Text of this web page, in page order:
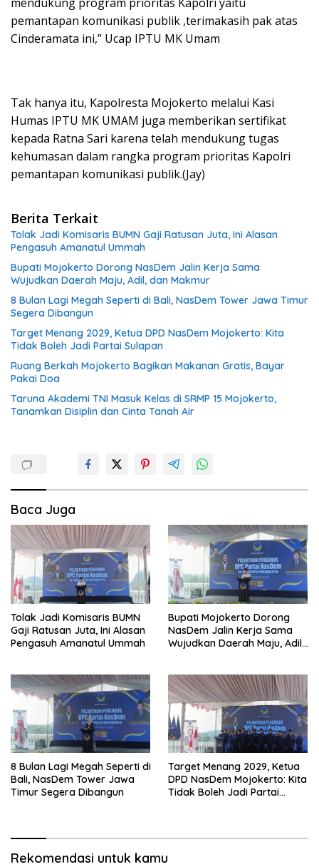
pemantapan komunikasi publik ,terimakasih pak atas
Cinderamata ini,” Ucap IPTU MK Umam
Tak hanya itu, Kapolresta Mojokerto melalui Kasi
Humas IPTU MK UMAM juga memberikan sertifikat
kepada Ratna Sari karena telah mendukung tugas
kehumasan dalam rangka program prioritas Kapolri
pemantapan komunikasi publik.(Jay)
Berita Terkait
Tolak Jadi Komisaris BUMN Gaji Ratusan Juta, Ini Alasan
Pengasuh Amanatul Ummah
Bupati Mojokerto Dorong NasDem Jalin Kerja Sama
Wujudkan Daerah Maju, Adil, dan Makmur
8 Bulan Lagi Megah Seperti di Bali, NasDem Tower Jawa Timur
Segera Dibangun
Target Menang 2029, Ketua DPD NasDem Mojokerto: Kita
Tidak Boleh Jadi Partai Sulapan
Ruang Berkah Mojokerto Bagikan Makanan Gratis, Bayar
Pakai Doa
Taruna Akademi TNI Masuk Kelas di SRMP 15 Mojokerto,
Tanamkan Disiplin dan Cinta Tanah Air
Baca Juga
Tolak Jadi Komisaris BUMN
Gaji Ratusan Juta, Ini Alasan
Pengasuh Amanatul Ummah
Bupati Mojokerto Dorong
NasDem Jalin Kerja Sama
Wujudkan Daerah Maju, Adil,
8 Bulan Lagi Megah Seperti di
Bali, NasDem Tower Jawa
Timur Segera Dibangun
Target Menang 2029, Ketua
DPD NasDem Mojokerto: Kita
Tidak Boleh Jadi Partai
Rekomendasi untuk kamu